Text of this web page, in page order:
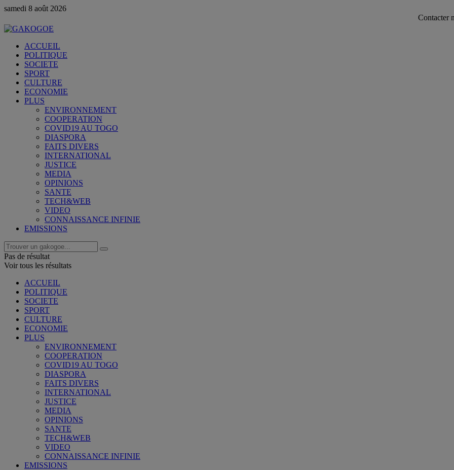
samedi 8 août 2026
Contacter notre
ACCUEIL
POLITIQUE
SOCIETE
SPORT
CULTURE
ECONOMIE
PLUS
ENVIRONNEMENT
COOPERATION
COVID19 AU TOGO
DIASPORA
FAITS DIVERS
INTERNATIONAL
JUSTICE
MEDIA
OPINIONS
SANTE
TECH&WEB
VIDEO
CONNAISSANCE INFINIE
EMISSIONS
Pas de résultat
Voir tous les résultats
ACCUEIL
POLITIQUE
SOCIETE
SPORT
CULTURE
ECONOMIE
PLUS
ENVIRONNEMENT
COOPERATION
COVID19 AU TOGO
DIASPORA
FAITS DIVERS
INTERNATIONAL
JUSTICE
MEDIA
OPINIONS
SANTE
TECH&WEB
VIDEO
CONNAISSANCE INFINIE
EMISSIONS